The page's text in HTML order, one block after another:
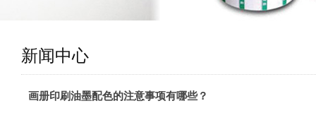
新闻中心
画册印刷油墨配色的注意事项有哪些？